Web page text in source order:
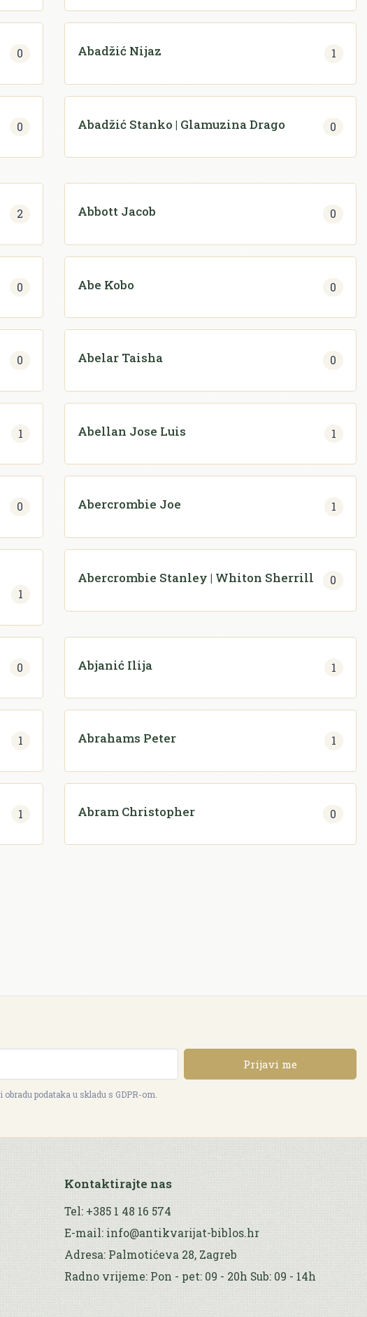
0 Abadžić Nijaz 1
0 Abadžić Stanko | Glamuzina Drago 0
2 Abbott Jacob 0
0 Abe Kobo 0
0 Abelar Taisha 0
1 Abellan Jose Luis 1
0 Abercrombie Joe 1
1
Abercrombie Stanley | Whiton Sherrill 0
0 Abjanić Ilija 1
1 Abrahams Peter 1
1 Abram Christopher 0
Prijavi me
podataka u skladu s GDPR-om.
Kontaktirajte nas
Tel: +385 1 48 16 574
E-mail: info@antikvarijat-biblos.hr
Adresa: Palmotićeva 28, Zagreb
Radno vrijeme: Pon - pet: 09 - 20h Sub: 09 - 14h